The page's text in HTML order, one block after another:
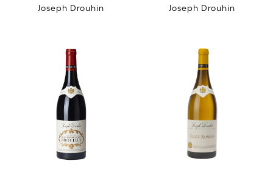
Joseph Drouhin
Joseph Drouhin